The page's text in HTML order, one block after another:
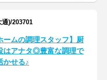
)/203701
ームの調理スタッフ】厨
はアナタ◎豊富な調理で
かせる♪